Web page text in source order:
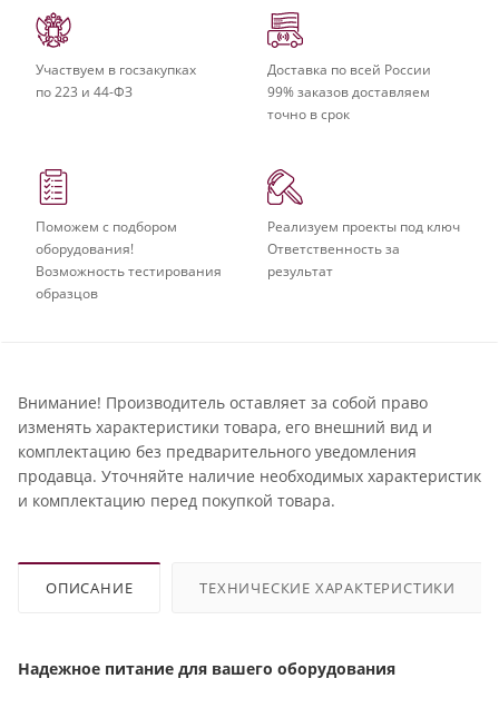
Участвуем в госзакупках
по 223 и 44-ФЗ
Доставка по всей России
99% заказов доставляем
точно в срок
Поможем с подбором
оборудования!
Возможность тестирования
образцов
Реализуем проекты под ключ
Ответственность за
результат
Внимание! Производитель оставляет за собой право
изменять характеристики товара, его внешний вид и
комплектацию без предварительного уведомления
продавца. Уточняйте наличие необходимых характеристик
и комплектацию перед покупкой товара.
ОПИСАНИЕ ТЕХНИЧЕСКИЕ ХАРАКТЕРИСТИКИ
Надежное питание для вашего оборудования